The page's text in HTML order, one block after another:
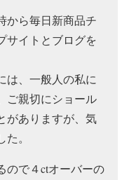
から毎日新商品チ
サイトとブログを
は、一般人の私に
ご親切にショール
がありますが、気
。
ので４ctオーバーの